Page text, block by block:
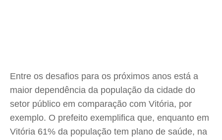
Entre os desafios para os próximos anos está a
maior dependência da população da cidade do
setor público em comparação com Vitória, por
exemplo. O prefeito exemplifica que, enquanto em
Vitória 61% da população tem plano de saúde, na